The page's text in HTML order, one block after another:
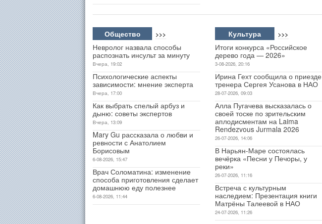
Общество >>>
Невролог назвала способы
распознать инсульт за минуту
Вчера, 19:02
Психологические аспекты
зависимости: мнение эксперта
Вчера, 17:00
Как выбрать спелый арбуз и
дыню: советы экспертов
Вчера, 13:09
Mary Gu рассказала о любви и
ревности с Анатолием
Борисовым
6-08-2026, 15:47
Врач Соломатина: изменение
способа приготовления сделает
домашнюю еду полезнее
6-08-2026, 11:44
Культура >>>
Итоги конкурса «Российское
дерево года — 2026»
3-08-2026, 20:16
Ирина Гехт сообщила о приезде
тренера Сергея Усанова в НАО
28-07-2026, 09:03
Алла Пугачева высказалась о
своей тоске по зрительским
аплодисментам на Laima
Rendezvous Jurmala 2026
26-07-2026, 14:06
В Нарьян-Маре состоялась
вечёрка «Песни у Печоры, у
реки»
26-07-2026, 11:16
Встреча с культурным
наследием: Презентация книги
Матрёны Талеевой в НАО
24-07-2026, 11:26